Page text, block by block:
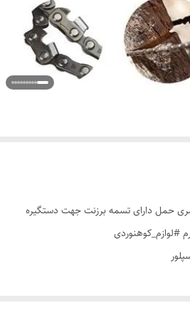
حمل دارای تسمه برزنت جهت دستگیره
سانتی‌متر وزن۱۰۰ گرم #لوازم_کوهنوردی